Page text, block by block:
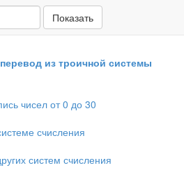
Показать
из троичной системы
чисел от 0 до 30
счисления
систем счисления